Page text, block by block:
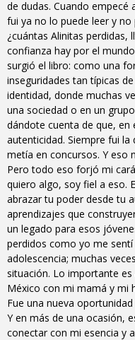
de dudas. Cuando empecé
fui ya no lo puede leer y
¿cuántas Alinitas perdidas,
confianza hay por el
surgió el libro: como una
inseguridades tan típicas
identidad, donde muchas
una sociedad o en un
dándote cuenta de que,
autenticidad. Siempre fui
metía en concursos. Y eso
Pero todo eso forjó mi
quiero algo, soy fiel a eso.
abrazar tu poder desde tu
aprendizajes que
un legado para esos
perdidos como yo me
adolescencia; muchas
situación. Lo importante es
México con mi mamá y mi
Fue una nueva
Y en más de una ocasión,
conectar con mi esencia y